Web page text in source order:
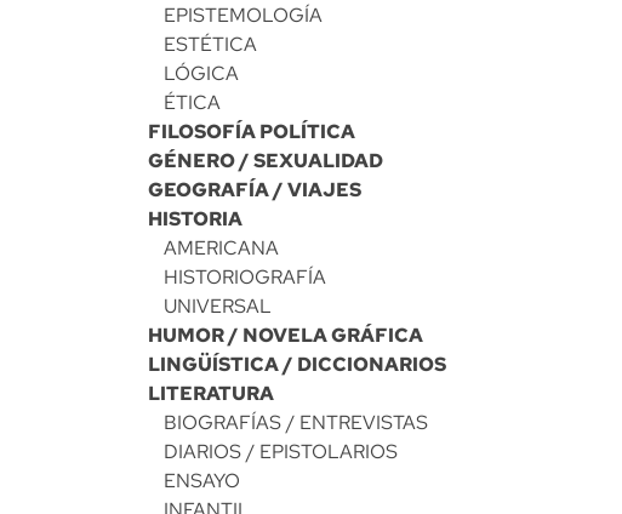
EPISTEMOLOGÍA
ESTÉTICA
LÓGICA
ÉTICA
FILOSOFÍA POLÍTICA
GÉNERO / SEXUALIDAD
GEOGRAFÍA / VIAJES
HISTORIA
AMERICANA
HISTORIOGRAFÍA
UNIVERSAL
HUMOR / NOVELA GRÁFICA
LINGÜÍSTICA / DICCIONARIOS
LITERATURA
BIOGRAFÍAS / ENTREVISTAS
DIARIOS / EPISTOLARIOS
ENSAYO